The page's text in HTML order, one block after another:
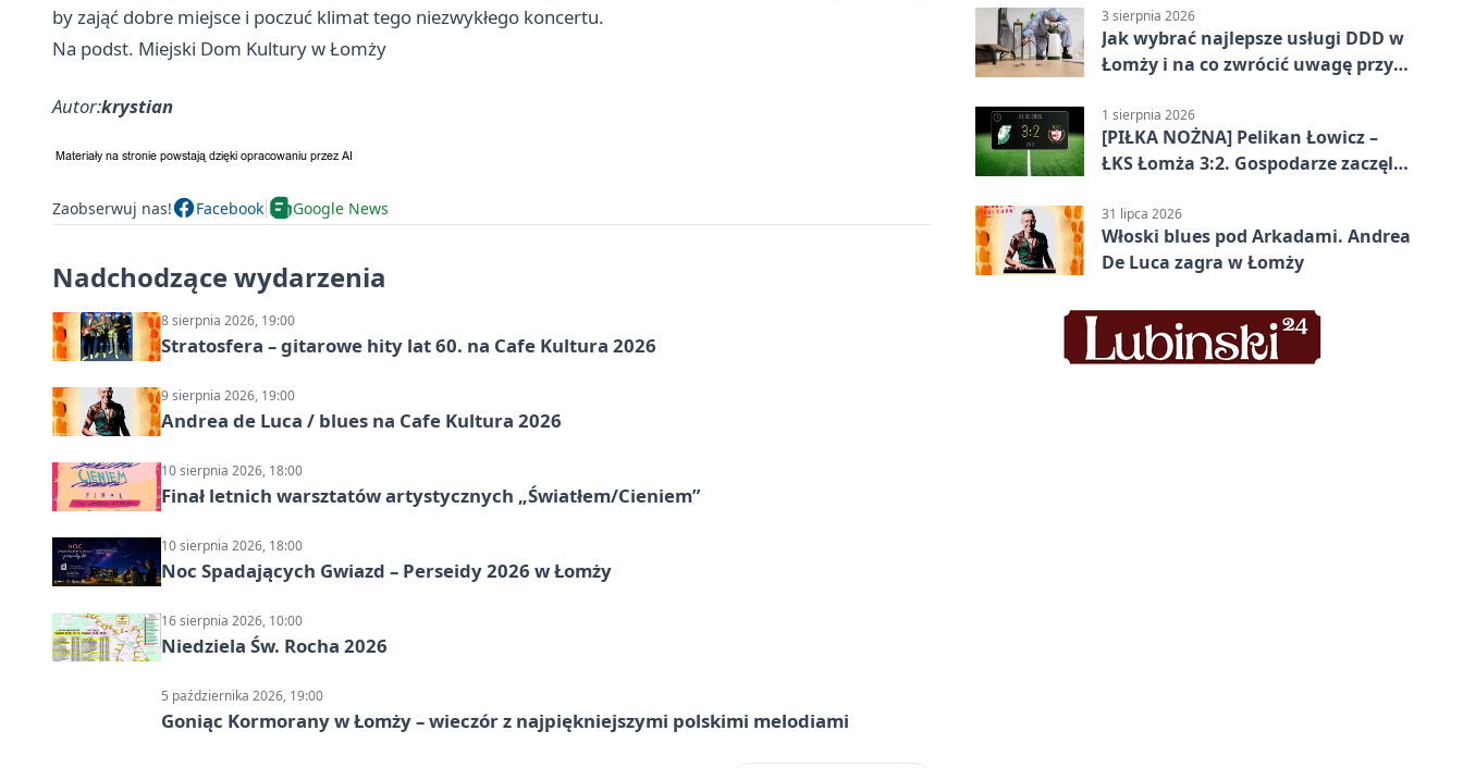
by zająć dobre miejsce i poczuć klimat tego niezwykłego koncertu.
Na podst. Miejski Dom Kultury w Łomży
Autor:krystian
Zaobserwuj nas! Facebook Google News
Nadchodzące wydarzenia
8 sierpnia 2026, 19:00
Stratosfera – gitarowe hity lat 60. na Cafe Kultura 2026
9 sierpnia 2026, 19:00
Andrea de Luca / blues na Cafe Kultura 2026
10 sierpnia 2026, 18:00
Finał letnich warsztatów artystycznych „Światłem/Cieniem”
10 sierpnia 2026, 18:00
Noc Spadających Gwiazd – Perseidy 2026 w Łomży
16 sierpnia 2026, 10:00
Niedziela Św. Rocha 2026
5 października 2026, 19:00
Goniąc Kormorany w Łomży – wieczór z najpiękniejszymi polskimi melodiami
3 sierpnia 2026
Jak wybrać najlepsze usługi DDD w
Łomży i na co zwrócić uwagę przy
1 sierpnia 2026
[PIŁKA NOŻNA] Pelikan Łowicz –
ŁKS Łomża 3:2. Gospodarze zaczęli
Liga Grupa 1 (Grupa I)
31 lipca 2026
Włoski blues pod Arkadami. Andrea
De Luca zagra w Łomży